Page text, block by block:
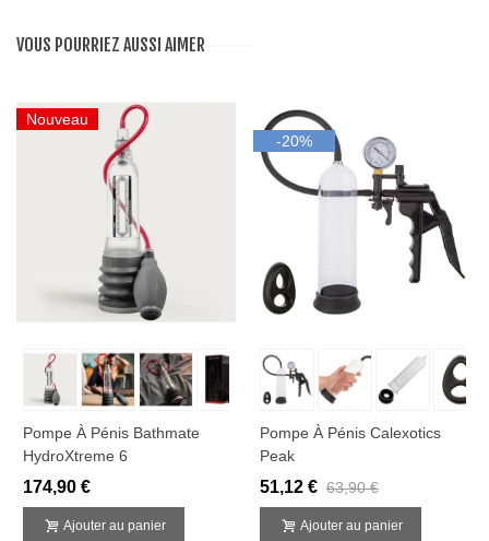
VOUS POURRIEZ AUSSI AIMER
Nouveau
Pompe À Pénis Bathmate
HydroXtreme 6
174,90 €
Ajouter au panier
-20%
Pompe À Pénis Calexotics
Peak
51,12 € 63,90 €
Ajouter au panier